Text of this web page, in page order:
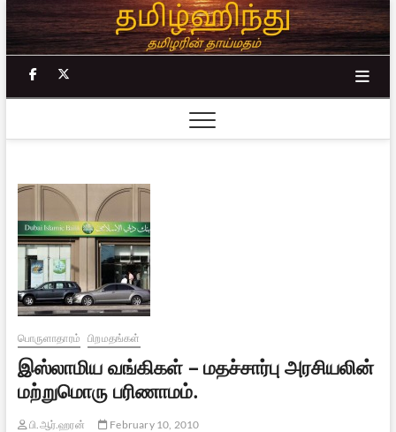
Skip
to
content
facebook
பொருளாதாரம் பிறமதங்கள்
இஸ்லாமிய வங்கிகள் – மதச்சார்பு அரசியலின்
மற்றுமொரு பரிணாமம்.
பி.ஆர்.ஹரன்
February 10, 2010